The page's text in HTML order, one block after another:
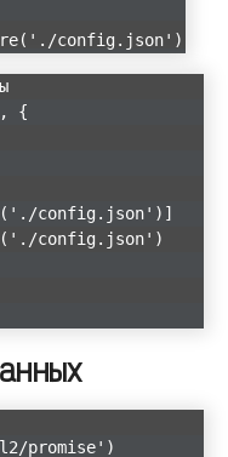
config.json')
{
config.json')]
config.json')
promise')